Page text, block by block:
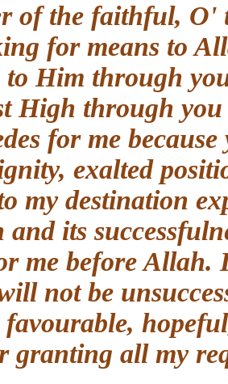
of the faithful,
for means
to Him through
High through
for me
exalted
to my destination
and its
for me before
will not be
favourable,
granting all my